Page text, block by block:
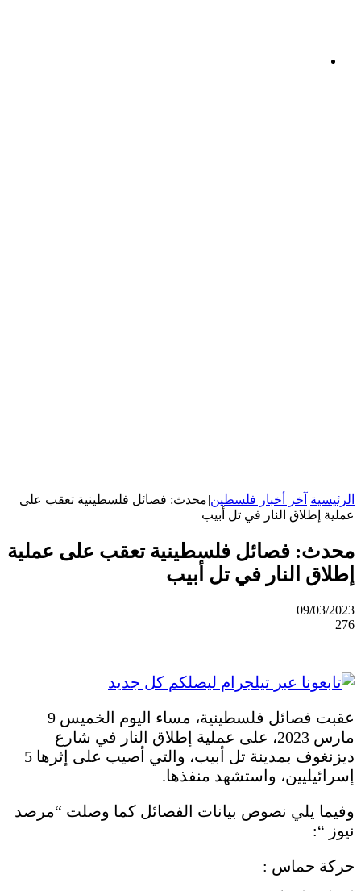
الرئيسية| آخر أخبار فلسطين|محدث: فصائل فلسطينية تعقب على
عملية إطلاق النار في تل أبيب
محدث: فصائل فلسطينية تعقب على عملية
إطلاق النار في تل أبيب
09/03/2023
276
عقبت فصائل فلسطينية، مساء اليوم الخميس 9
مارس 2023، على عملية إطلاق النار في شارع
ديزنغوف بمدينة تل أبيب، والتي أصيب على إثرها 5
إسرائيليين، واستشهد منفذها.
وفيما يلي نصوص بيانات الفصائل كما وصلت “مرصد
نيوز “:
حركة حماس :